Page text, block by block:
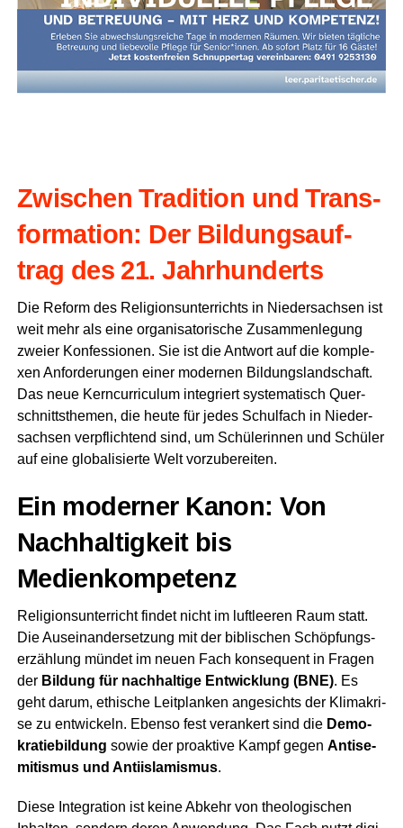
Zwi­schen Tra­di­ti­on und Trans­
for­ma­ti­on: Der Bil­dungs­auf­
trag des 21. Jahrhunderts
Die Reform des Reli­gi­ons­un­ter­richts in Nie­der­sach­sen ist
weit mehr als eine orga­ni­sa­to­ri­sche Zusam­men­le­gung
zwei­er Kon­fes­sio­nen. Sie ist die Ant­wort auf die kom­ple­
xen Anfor­de­run­gen einer moder­nen Bil­dungs­land­schaft.
Das neue Kern­cur­ri­cu­lum inte­griert sys­te­ma­tisch Quer­
schnitts­the­men, die heu­te für jedes Schul­fach in Nie­der­
sach­sen ver­pflich­tend sind, um Schü­le­rin­nen und Schü­ler
auf eine glo­ba­li­sier­te Welt vorzubereiten.
Ein moder­ner Kanon: Von
Nach­hal­tig­keit bis
Medienkompetenz
Reli­gi­ons­un­ter­richt fin­det nicht im luft­lee­ren Raum statt.
Die Aus­ein­an­der­set­zung mit der bibli­schen Schöp­fungs­
er­zäh­lung mün­det im neu­en Fach kon­se­quent in Fra­gen
der Bil­dung für nach­hal­ti­ge Ent­wick­lung (BNE). Es
geht dar­um, ethi­sche Leit­plan­ken ange­sichts der Kli­ma­kri­
se zu ent­wi­ckeln. Eben­so fest ver­an­kert sind die Demo­
kra­tie­bil­dung sowie der pro­ak­ti­ve Kampf gegen Anti­se­
mi­tis­mus und Anti­is­la­mis­mus.
Die­se Inte­gra­ti­on ist kei­ne Abkehr von theo­lo­gi­schen